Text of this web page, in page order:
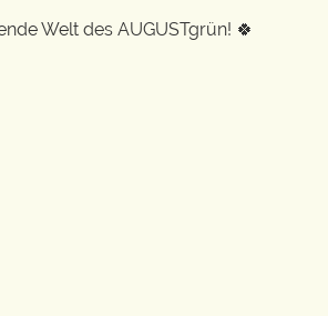
Welt des AUGUSTgrün! 🍀